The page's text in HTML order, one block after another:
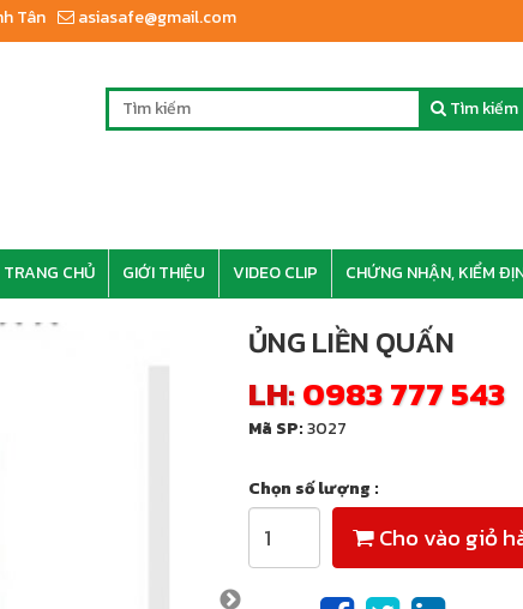
Tân asiasafe@gmail.com
Tìm kiếm
TRANG CHỦ GIỚI THIỆU VIDEO CLIP CHỨNG NHẬN, KIỂM
ỦNG LIỀN QUẤN
LH:0983 777 543
Mã SP:3027
Chọn số lượng :
Cho vào giỏ